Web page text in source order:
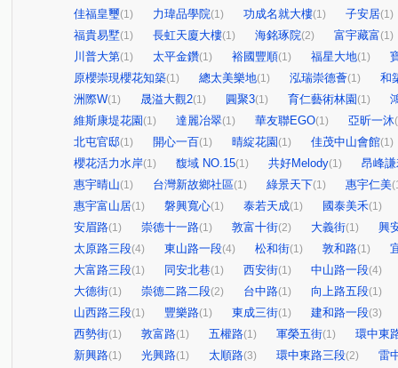
佳福皇璽(1) 力瑋品學院(1) 功成名就大樓(1) 子安居(1)
福貴易墅(1) 長虹天廈大樓(1) 海銘琢院(2) 富宇藏富(1)
川普大第(1) 太平金鑽(1) 裕國豐順(1) 福星大地(1)
原櫻崇現櫻花知築(1) 總太美樂地(1) 泓瑞崇德薈(1)
和
洲際W(1) 晟溢大觀2(1) 圓聚3(1) 育仁藝術林園 (1)
維斯康堤花園 (1) 達麗冶翠(1) 華友聯EGO(1) 亞昕一沐
北屯官邸(1) 開心一百(1) 晴綻花園 (1) 佳茂中山會館(1)
櫻花活力水岸(1) 馥域 NO.15(1) 共好Melody(1)
昂峰
惠宇晴山(1) 台灣新故鄉社區(1) 綠景天下(1) 惠宇仁美
惠宇富山居(1) 磐興寬心(1) 泰若天成(1) 國泰美禾(1)
安眉路(1) 崇德十一路(1) 敦富十街(2) 大義街(1)
興
太原路三段(4) 東山路一段(4) 松和街(1) 敦和路(1)
大富路三段(1) 同安北巷(1) 西安街(1) 中山路一段(4)
大德街(1) 崇德二路二段(2) 台中路(1) 向上路五段(1)
山西路三段(1) 豐樂路(1) 東成三街(1) 建和路一段(3)
西勢街(1) 敦富路(1) 五權路(1) 軍榮五街(1)
環中東
新興路(1) 光興路(1) 太順路(3) 環中東路三段(2)
雷